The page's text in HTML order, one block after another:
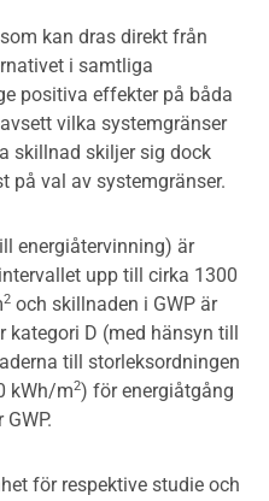
kan dras direkt från
i samtliga
positiva effekter på båda
vilka systemgränser
skillnad skiljer sig dock
på val av systemgränser.
energiåtervinning) är
upp till cirka 1300
2 och skillnaden i GWP är
kategori D (med hänsyn till
till storleksordningen
kWh/m2) för energiåtgång
för respektive studie och